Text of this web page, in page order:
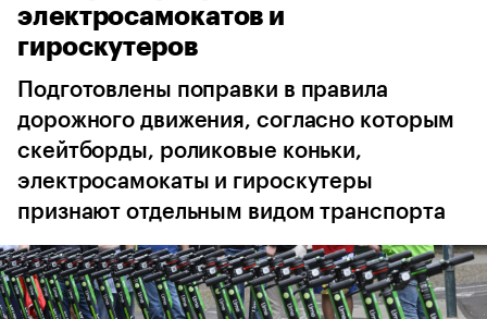
электросамокатов и
гироскутеров
Подготовлены поправки в правила
дорожного движения, согласно которым
скейтборды, роликовые коньки,
электросамокаты и гироскутеры
признают отдельным видом транспорта